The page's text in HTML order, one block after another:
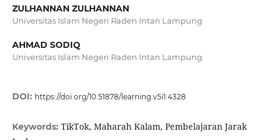
ZULHANNAN ZULHANNAN
Universitas Islam Negeri Raden Intan Lampung
AHMAD SODIQ
Universitas Islam Negeri Raden Intan Lampung
DOI: https://doi.org/10.51878/learning.v5i1.4328
Keywords: TikTok, Maharah Kalam, Pembelajaran Jarak